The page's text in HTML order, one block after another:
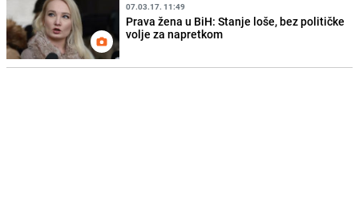
07.03.17. 11:49
Prava žena u BiH: Stanje loše, bez političke
volje za napretkom